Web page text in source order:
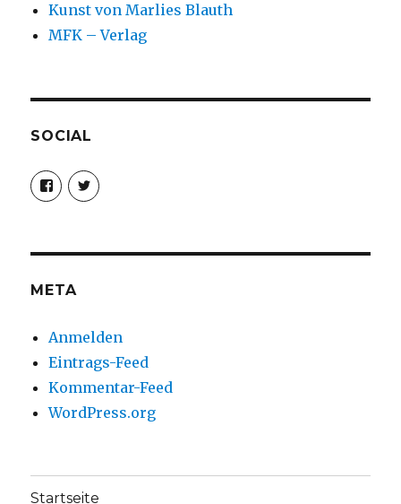
Kunst von Marlies Blauth
MFK – Verlag
SOCIAL
Profil
von
christoph.fleischer1
anzeigen
Profil
von
anzeigen
META
Anmelden
Eintrags-Feed
Kommentar-Feed
WordPress.org
Startseite